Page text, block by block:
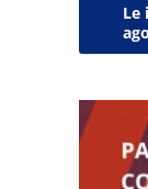
Le